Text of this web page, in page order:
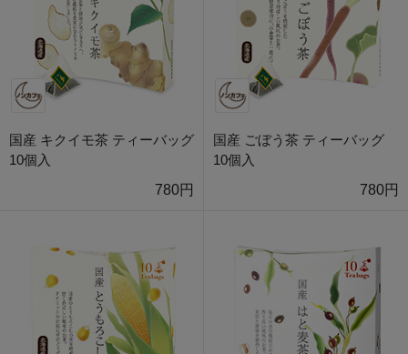
国産 キクイモ茶 ティーバッグ
10個入
780円
国産 ごぼう茶 ティーバッグ
10個入
780円